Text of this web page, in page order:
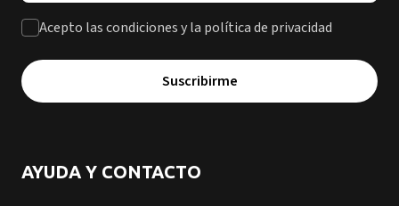
Acepto las condiciones y la política de privacidad
Suscribirme
AYUDA Y CONTACTO